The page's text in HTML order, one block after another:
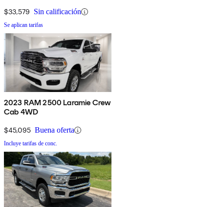
$33,579 Sin calificación
Se aplican tarifas
2023 RAM 2500 Laramie Crew
Cab 4WD
$45,095 Buena oferta
Incluye tarifas de conc.